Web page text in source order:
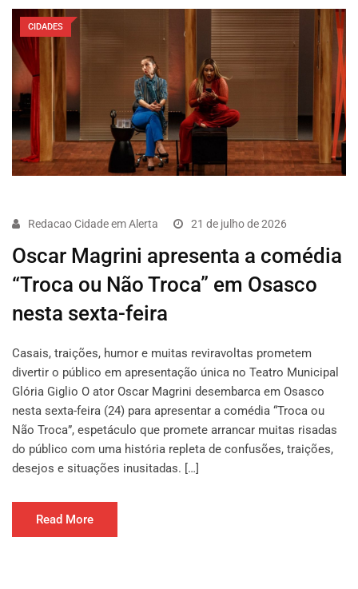
CIDADES
Redacao Cidade em Alerta 21 de julho de 2026
Oscar Magrini apresenta a comédia
“Troca ou Não Troca” em Osasco
nesta sexta-feira
Casais, traições, humor e muitas reviravoltas prometem
divertir o público em apresentação única no Teatro Municipal
Glória Giglio O ator Oscar Magrini desembarca em Osasco
nesta sexta-feira (24) para apresentar a comédia “Troca ou
Não Troca”, espetáculo que promete arrancar muitas risadas
do público com uma história repleta de confusões, traições,
desejos e situações inusitadas. […]
Read More